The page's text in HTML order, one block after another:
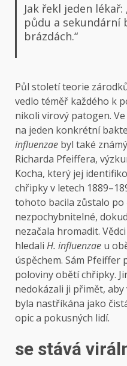
Jak řekl jeden
půdu a sekundární
brázdách.“
Půl století teorie
vedlo téměř každého k
nikoli virový patogen.
na jeden konkrétní
influenzae byl také
Richarda Pfeiffera,
Kocha, který jej
chřipky v letech
tohoto bacila zůstalo
nezpochybnitelné,
nezačala hromadit.
hledali H. influenzae u
úspěchem. Sám Pfeiffer
poloviny obětí chřipky.
nedokázali ji přimět,
byla nastříkána jako
opic a pokusných lidí.
se stává